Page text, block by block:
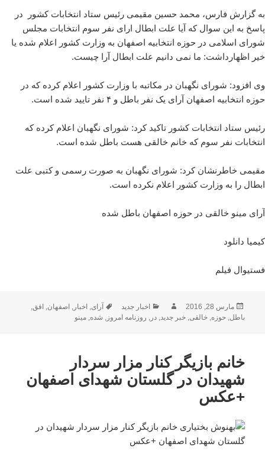
به گزارش فارس، محمد حسین مقیمی رئیس ستاد انتخابات کشور در
پاسخ به این سوال که آیا علت ابطال ارای نفر سوم انتخابات مجلس
شورای اسلامی در حوزه انتخابیه اصفهان به وزارت کشور اعلام شده یا
خیر اظهارداشت: ما نمی دانیم علت ابطال آرا چیست.
وی افزود: شورای نگهبان در مکاتبه با وزارت کشور اعلام کرده که در
حوزه انتخابیه اصفهان آرای یک نفر باطل و ۴ نفر تایید شده است.
رئیس ستاد انتخابات کشور تاکید کرد: شورای نگهبان اعلام کرده که
انتخابات نفر سوم که خانم خالقی هست باطل شده است.
مقیمی خاطرنشان کرد: شورای نگهبان به صورت رسمی و کتبی علت
ابطال را به وزارت کشور اعلام نکرده است.
آرای مینو خالقی در حوزه اصفهان باطل شده
کیمیا دانلود
فستیوال فیلم
ارسال
شده
مارس 28, 2016 نویسندهدسته‌ها
اخبار جدید برچسب‌ها
آرای, اخبار, اصفهان, افق,
باطل,حوزه,خالقی,خبر جدید,در, روزنامه امروز, شده,مینو
خانم بازیگر کنار مزار سردار
شهیدان در گلستان شهدای اصفهان
+عکس